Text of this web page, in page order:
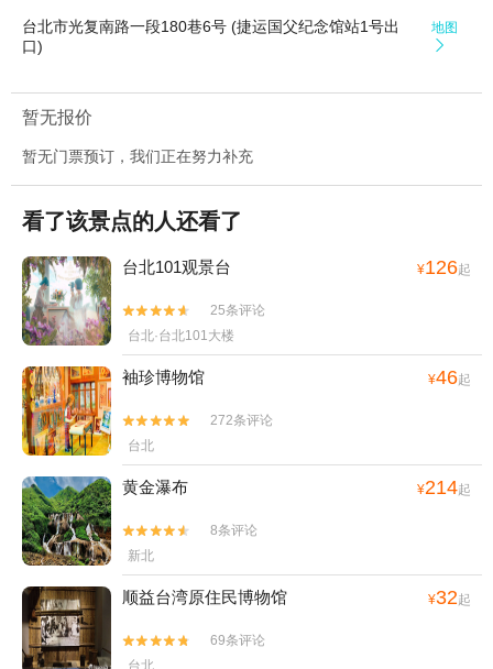
台北市光复南路一段180巷6号 (捷运国父纪念馆站1号出
口)
地图

暂无报价
暂无门票预订，我们正在努力补充
看了该景点的人还看了
台北101观景台 ¥126起


25条评论
台北·台北101大楼
袖珍博物馆 ¥46起


272条评论
台北
黄金瀑布 ¥214起


8条评论
新北
顺益台湾原住民博物馆 ¥32起


69条评论